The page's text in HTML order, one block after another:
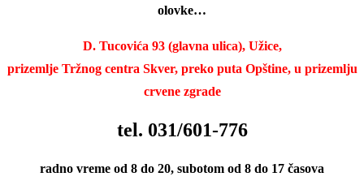
olovke…
D. Tucovića 93 (glavna ulica), Užice,
prizemlje Tržnog centra Skver, preko puta Opštine, u prizemlju
crvene zgrade
tel. 031/601-776
radno vreme od 8 do 20, subotom od 8 do 17 časova